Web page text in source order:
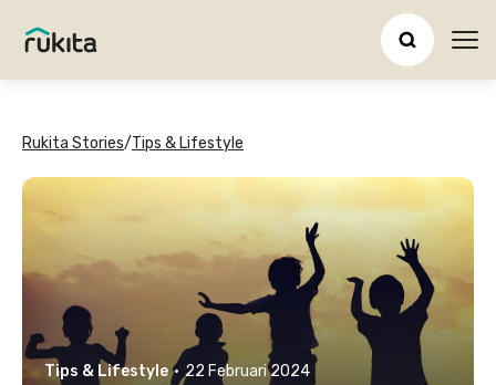
Rukita Stories/Tips & Lifestyle
Tips & Lifestyle · 22 Februari 2024